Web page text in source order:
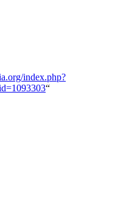
index.php?
“